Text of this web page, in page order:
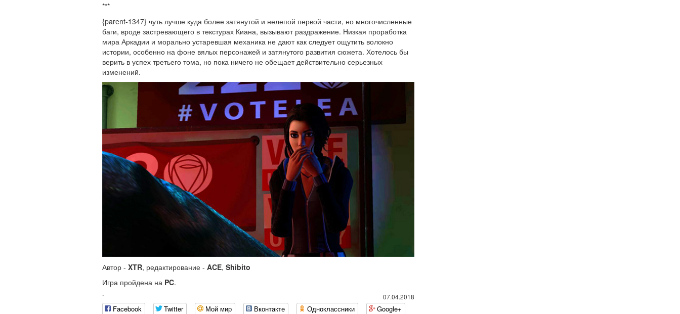
***
{parent-1347} чуть лучше куда более затянутой и нелепой первой части, но многочисленные
баги, вроде застревающего в текстурах Киана, вызывают раздражение. Низкая проработка
мира Аркадии и морально устаревшая механика не дают как следует ощутить волокно
истории, особенно на фоне вялых персонажей и затянутого развития сюжета. Хотелось бы
верить в успех третьего тома, но пока ничего не обещает действительно серьезных
изменений.
Автор - XTR, редактирование - ACE, Shibito
Игра пройдена на PC.
07.04.2018
`
Facebook Twitter Мой мир Вконтакте Одноклассники Google+